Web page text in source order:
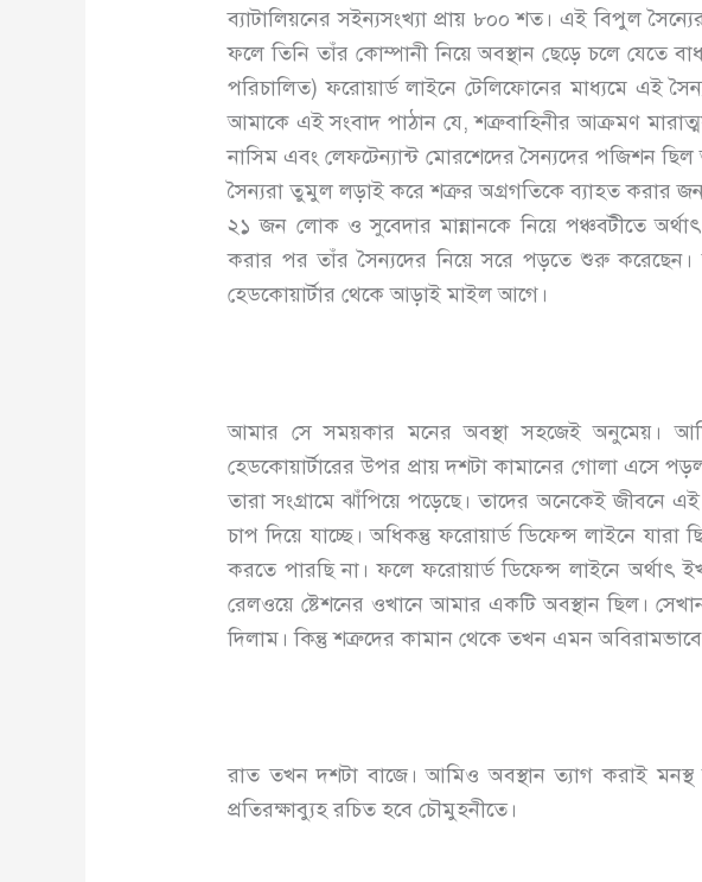
ব্যাটালিয়নের সইন্যসংখ্যা প্রায় ৮০০ শত। এই বিপুল
ফলে তিনি তাঁর কোম্পানী নিয়ে অবস্থান ছেড়ে চলে যেতে
পরিচালিত) ফরোয়ার্ড লাইনে টেলিফোনের মাধ্যমে এই
আমাকে এই সংবাদ পাঠান যে, শত্রুবাহিনীর আক্রমণ
নাসিম এবং লেফটেন্যান্ট মোরশেদের সৈন্যদের পজিশন
সৈন্যরা তুমুল লড়াই করে শত্রুর অগ্রগতিকে ব্যাহত করার
২১ জন লোক ও সুবেদার মান্নানকে নিয়ে পঞ্চবটীতে
করার পর তাঁর সৈন্যদের নিয়ে সরে পড়তে শুরু
হেডকোয়ার্টার থেকে আড়াই মাইল আগে।
আমার সে সময়কার মনের অবস্থা সহজেই অনুমেয়।
হেডকোয়ার্টারের উপর প্রায় দশটা কামানের গোলা এসে
তারা সংগ্রামে ঝাঁপিয়ে পড়েছে। তাদের অনেকেই
চাপ দিয়ে যাচ্ছে। অধিকন্তু ফরোয়ার্ড ডিফেন্স লাইনে
করতে পারছি না। ফলে ফরোয়ার্ড ডিফেন্স লাইনে
রেলওয়ে ষ্টেশনের ওখানে আমার একটি অবস্থান ছিল।
দিলাম। কিন্তু শত্রুদের কামান থেকে তখন এমন
রাত তখন দশটা বাজে। আমিও অবস্থান ত্যাগ করাই
প্রতিরক্ষাব্যুহ রচিত হবে চৌমুহনীতে।